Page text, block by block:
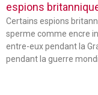
espions
Certains espions
sperme comme encre
entre-eux pendant la
pendant la guerre